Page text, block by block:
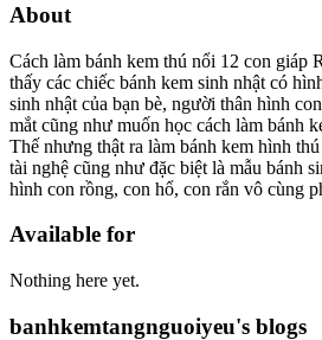
About
Cách làm bánh kem thú nổi 12 con giáp
thấy các chiếc bánh kem sinh nhật có
sinh nhật của bạn bè, người thân hình
mắt cũng như muốn học cách làm bánh
Thế nhưng thật ra làm bánh kem hình
tài nghệ cũng như đặc biệt là mẫu bánh
hình con rồng, con hổ, con rắn vô cùng
Available for
Nothing here yet.
banhkemtangnguoiyeu's blogs